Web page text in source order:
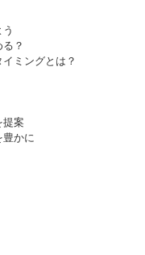
？
ミングとは？
提案
かに